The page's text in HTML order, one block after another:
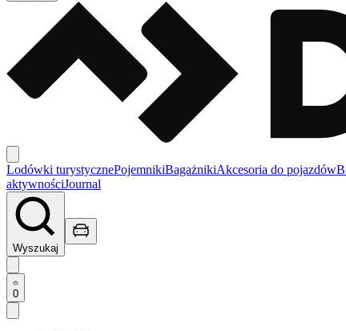
Lodówki turystycznePojemnikiBagażnikiAkcesoria do pojazdów
aktywnościJournal
Wyszukaj
0